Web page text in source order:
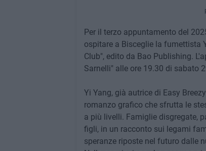
Per il terzo appuntamento del
ospitare a Bisceglie la fumettista
Club", edito da Bao Publishing.
Sarnelli" alle ore 19.30 di sabato
Yi Yang, già autrice di Easy
romanzo grafico che sfrutta le
a più livelli. Famiglie disgregate,
figli, in un racconto sui legami
speranze riposte nel futuro dalle